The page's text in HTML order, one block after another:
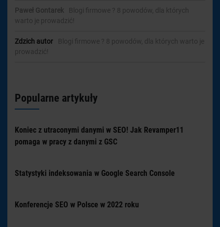
Paweł Gontarek
Blogi firmowe ? 8 powodów, dla których
warto je prowadzić!
Zdzich autor
Blogi firmowe ? 8 powodów, dla których warto je
prowadzić!
Popularne artykuły
Koniec z utraconymi danymi w SEO! Jak Revamper11
pomaga w pracy z danymi z GSC
Statystyki indeksowania w Google Search Console
Konferencje SEO w Polsce w 2022 roku